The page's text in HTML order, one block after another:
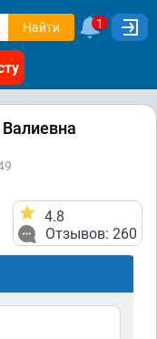
Найти 1
4.8
Отзывов: 260